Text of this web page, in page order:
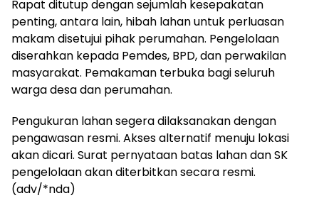
Rapat ditutup dengan sejumlah kesepakatan
penting, antara lain, hibah lahan untuk perluasan
makam disetujui pihak perumahan. Pengelolaan
diserahkan kepada Pemdes, BPD, dan perwakilan
masyarakat. Pemakaman terbuka bagi seluruh
warga desa dan perumahan.
Pengukuran lahan segera dilaksanakan dengan
pengawasan resmi. Akses alternatif menuju lokasi
akan dicari. Surat pernyataan batas lahan dan SK
pengelolaan akan diterbitkan secara resmi.
(adv/*nda)